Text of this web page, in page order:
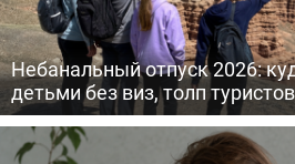
Небанальный отпуск 2026:
детьми без виз, толп